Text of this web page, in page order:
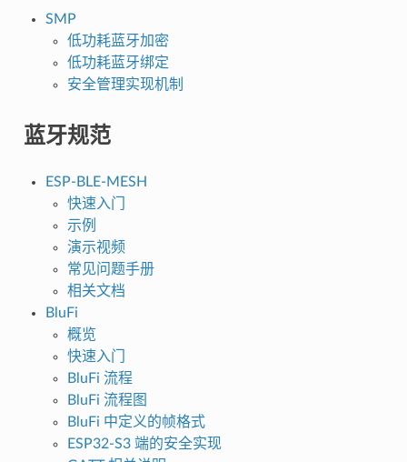
SMP
低功耗蓝牙加密
低功耗蓝牙绑定
安全管理实现机制
蓝牙规范
ESP-BLE-MESH
快速入门
示例
演示视频
常见问题手册
相关文档
BluFi
概览
快速入门
BluFi 流程
BluFi 流程图
BluFi 中定义的帧格式
ESP32-S3 端的安全实现